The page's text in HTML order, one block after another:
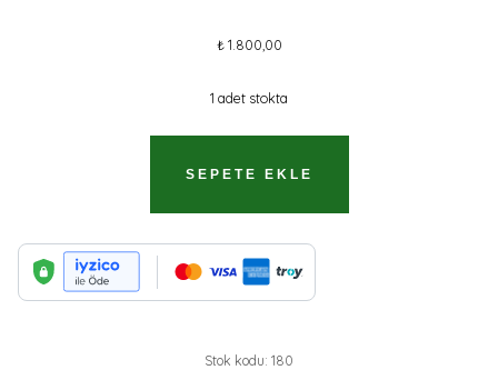
₺1.800,00
1 adet stokta
KARGO
ÜCRETSIZDIR.
ADET
SEPETE EKLE
Stok kodu: 180